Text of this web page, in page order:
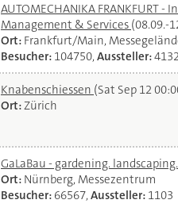
AUTOMECHANIKA FRANKFURT
Management & Services (08.09.-
Ort: Frankfurt/Main,
Besucher: 104750,Aussteller:
Knabenschiessen (Sat Sep 12
Ort:Zürich
GaLaBau - gardening.
Ort: Nürnberg, Messezentrum
Besucher: 66567,Aussteller: 1103